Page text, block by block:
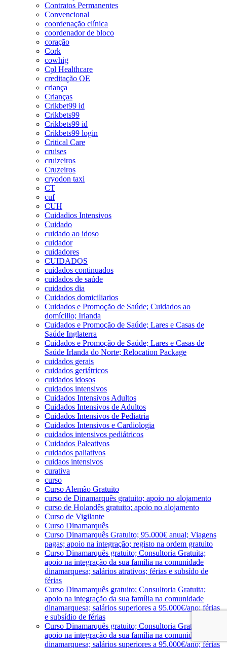
Contratos Permanentes
Convencional
coordenação clínica
coordenador de bloco
coração
Cork
cowhig
Cpl Healthcare
creditação OE
criança
Crianças
Crikbet99 id
Crikbets99
Crikbets99 id
Crikbets99 login
Critical Care
cruises
cruizeiros
Cruzeiros
cryodon taxi
CT
cuf
CUH
Cuidadios Intensivos
Cuidado
cuidado ao idoso
cuidador
cuidadores
CUIDADOS
cuidados continuados
cuidados de saúde
cuidados dia
Cuidados domiciliarios
Cuidados e Promoção de Saúde; Cuidados ao
domícilio; Irlanda
Cuidados e Promoção de Saúde; Lares e Casas de
Saúde Inglaterra
Cuidados e Promoção de Saúde; Lares e Casas de
Saúde Irlanda do Norte; Relocation Package
cuidados gerais
cuidados geriátricos
cuidados idosos
cuidados intensivos
Cuidados Intensivos Adultos
Cuidados Intensivos de Adultos
Cuidados Intensivos de Pediatria
Cuidados Intensivos e Cardiologia
cuidados intensivos pediátricos
Cuidados Paleativos
cuidados paliativos
cuidaos intensivos
curativa
curso
Curso Alemão Gratuito
curso de Dinamarquês gratuito; apoio no alojamento
curso de Holandês gratuito; apoio no alojamento
Curso de Vigilante
Curso Dinamarquês
Curso Dinamarquês Gratuito; 95.000€ anual; Viagens
pagas; apoio na integração; registo na ordem gratuito
Curso Dinamarquês gratuito; Consultoria Gratuita;
apoio na integração da sua família na comunidade
dinamarquesa; salários atrativos; férias e subsído de
férias
Curso Dinamarquês gratuito; Consultoria Gratuita;
apoio na integração da sua família na comunidade
dinamarquesa; salários superiores a 95.000€/ano; férias
e subsídio de férias
Curso Dinamarquês gratuito; Consultoria Gratuita;
apoio na integração da sua família na comunidade
dinamarquesa; salários superiores a 95.000€/ano; férias